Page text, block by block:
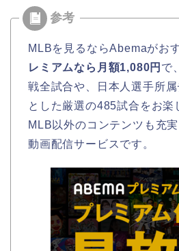
MLBを見るならAbemaがお
レミアムなら月額1,080円 で
戦全試合や、日本人選手所
とした厳選の485試合をお楽
MLB以外のコンテンツも充
動画配信サービスです。